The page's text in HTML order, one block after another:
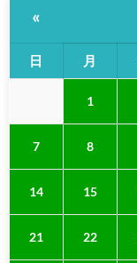
«
日 月
1
7 8
14 15
21 22